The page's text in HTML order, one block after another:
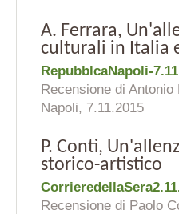
A. Ferrara,
culturali in Italia
RepubblcaNapoli-
Recensione di
Napoli, 7.11.2015
P. Conti,
storico-artistico
Recensione di Paolo